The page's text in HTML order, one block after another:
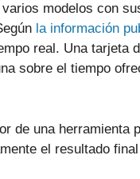
modelos con
la información
real. Una tarjeta
sobre el tiempo
de una herramienta
el resultado